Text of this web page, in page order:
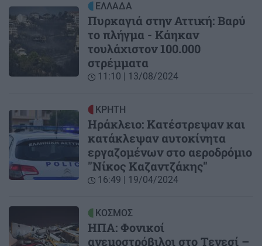
ΕΛΛΑΔΑ
Πυρκαγιά στην Αττική: Βαρύ
το πλήγμα - Κάηκαν
τουλάχιστον 100.000
στρέμματα
11:10 | 13/08/2024
ΚΡΗΤΗ
Ηράκλειο: Κατέστρεψαν και
κατάκλεψαν αυτοκίνητα
εργαζομένων στο αεροδρόμιο
"Νίκος Καζαντζάκης"
16:49 | 19/04/2024
ΚΟΣΜΟΣ
ΗΠΑ: Φονικοί
ανεμοστρόβιλοι στο Τενεσί –